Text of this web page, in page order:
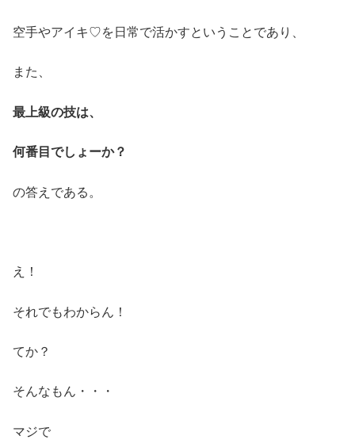
空手やアイキ♡を日常で活かすということであり、
また、
最上級の技は、
何番目でしょーか？
の答えである。
え！
それでもわからん！
てか？
そんなもん・・・
マジで